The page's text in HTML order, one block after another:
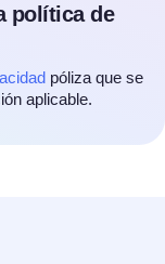
política de
póliza que se
aplicable.